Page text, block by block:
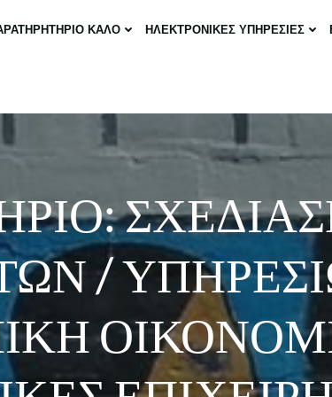
ΚΑΛΟ ΗΛΕΚΤΡΟΝΙΚΕΣ ΥΠΗΡΕΣΙΕΣ
/